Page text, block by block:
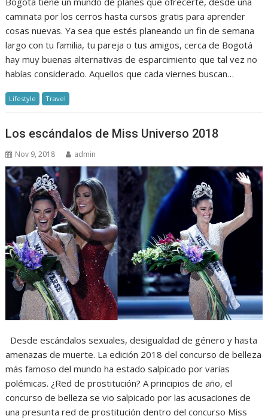
caminata por los cerros hasta cursos gratis para aprender
cosas nuevas. Ya sea que estés planeando un fin de semana
largo con tu familia, tu pareja o tus amigos, cerca de Bogotá
hay muy buenas alternativas de esparcimiento que tal vez no
habías considerado. Aquellos que cada viernes buscan…
Lifestyle Travel
Los escándalos de Miss Universo 2018
Nov 9, 2018 admin
Desde escándalos sexuales, desigualdad de género y hasta
amenazas de muerte. La edición 2018 del concurso de belleza
más famoso del mundo ha estado salpicado por varias
polémicas. ¿Red de prostitución? A principios de año, el
concurso de belleza se vio salpicado por las acusaciones de
una presunta red de prostitución dentro del concurso Miss